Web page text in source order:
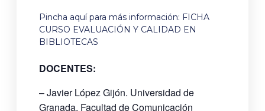
Pincha aquí para más información: FICHA
CURSO EVALUACIÓN Y CALIDAD EN
BIBLIOTECAS
DOCENTES:
– Javier López Gijón. Universidad de
Granada. Facultad de Comunicación